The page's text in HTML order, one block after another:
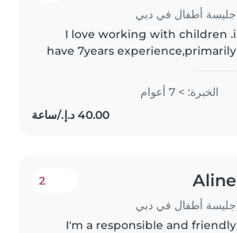
جليسة أطفال في دبي
I love working with children .i
have 7years experience,primarily
experience with children with
special needs particularly with
looking forward to taking care..
الخبرة: > 7 أعوام
Aline
جليسة أطفال في دبي
2
I'm a responsible and friendly